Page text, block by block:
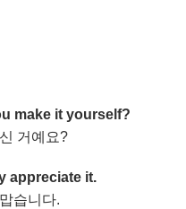
make it yourself?
거예요?
appreciate it.
습니다.